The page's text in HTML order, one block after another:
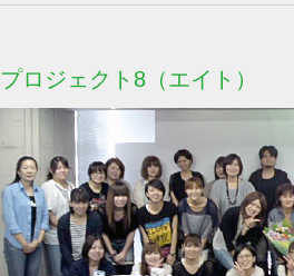
プロジェクト8（エイト）